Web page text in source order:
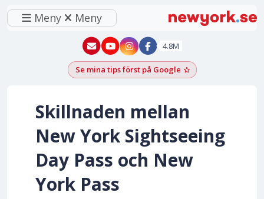
Meny Meny
New York - YouTube
New York - Instagram
4.8M
Se mina tips först på GoogleLägg till som
Skillnaden mellan
New York Sightseeing
Day Pass och New
York Pass